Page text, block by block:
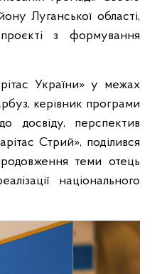
Луганської області,
з формування
України» у межах
керівник програми
досвіду, перспектив
Стрий», поділився
теми отець
національного